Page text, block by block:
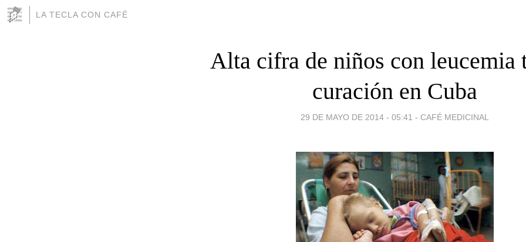
LA TECLA CON CAFÉ
Alta cifra de niños con leucemia
curación en Cuba
29 DE MAYO DE 2014 - 05:41 - CAFÉ MEDICINAL